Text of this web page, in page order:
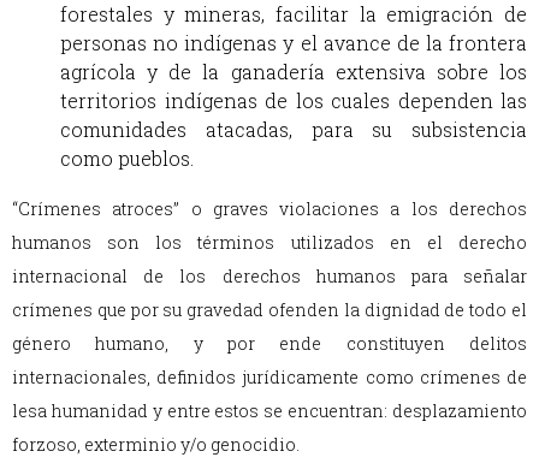
forestales y mineras, facilitar la emigración de
personas no indígenas y el avance de la frontera
agrícola y de la ganadería extensiva sobre los
territorios indígenas de los cuales dependen las
comunidades atacadas, para su subsistencia
como pueblos.
“Crímenes atroces” o graves violaciones a los derechos
humanos son los términos utilizados en el derecho
internacional de los derechos humanos para señalar
crímenes que por su gravedad ofenden la dignidad de todo el
género humano, y por ende constituyen delitos
internacionales, definidos jurídicamente como crímenes de
lesa humanidad y entre estos se encuentran: desplazamiento
forzoso, exterminio y/o genocidio.